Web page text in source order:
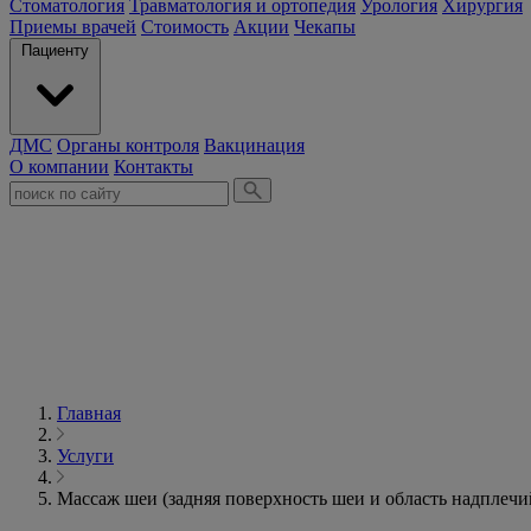
Стоматология Травматология и ортопедия Урология Хирургия
Приемы врачей Стоимость Акции Чекапы
Пациенту
ДМС Органы контроля Вакцинация
О компании Контакты
Главная
Услуги
Массаж шеи (задняя поверхность шеи и область